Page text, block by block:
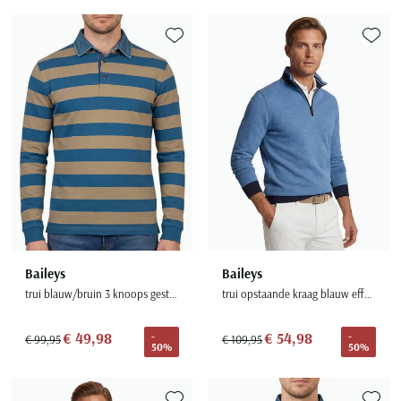
Baileys
trui blauw/bruin 3 knoops gestreept katoen
€ 99,95€ 49,98
-
50%
Toevoegen aan favorieten
Baileys
trui opstaande kraag blauw effen 100% katoen
€ 109,95€ 54,98
-
50%